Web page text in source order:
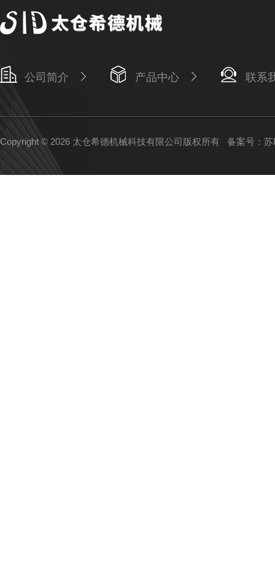
公司简介 产品中心 联系
Copyright © 2026 太仓希德机械科技有限公司版权所有 备案号：